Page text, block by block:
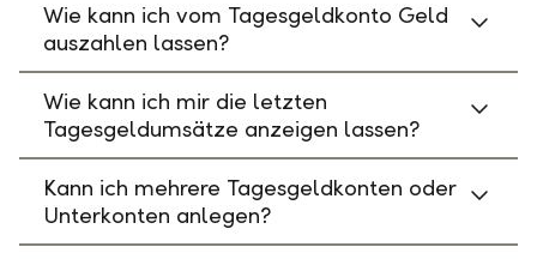
Wie kann ich vom Tagesgeldkonto Geld
auszahlen lassen?
Wie kann ich mir die letzten
Tagesgeldumsätze anzeigen lassen?
Kann ich mehrere Tagesgeldkonten oder
Unterkonten anlegen?